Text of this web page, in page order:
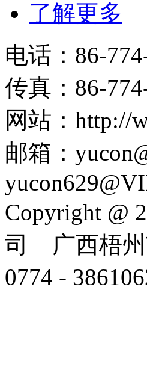
了解更多
电话：86-
传真：86-
网站：http://
邮箱：
Copyright @
司 广西梧州
0774 -